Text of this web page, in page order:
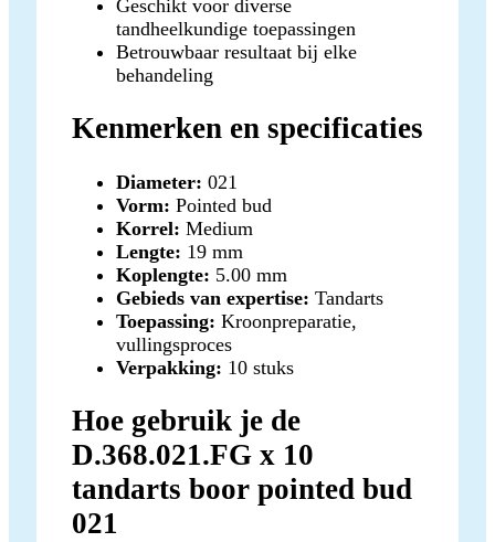
Geschikt voor diverse
tandheelkundige toepassingen
Betrouwbaar resultaat bij elke
behandeling
Kenmerken en specificaties
Diameter: 021
Vorm: Pointed bud
Korrel: Medium
Lengte: 19 mm
Koplengte: 5.00 mm
Gebieds van expertise: Tandarts
Toepassing: Kroonpreparatie,
vullingsproces
Verpakking: 10 stuks
Hoe gebruik je de
D.368.021.FG x 10
tandarts boor pointed bud
021